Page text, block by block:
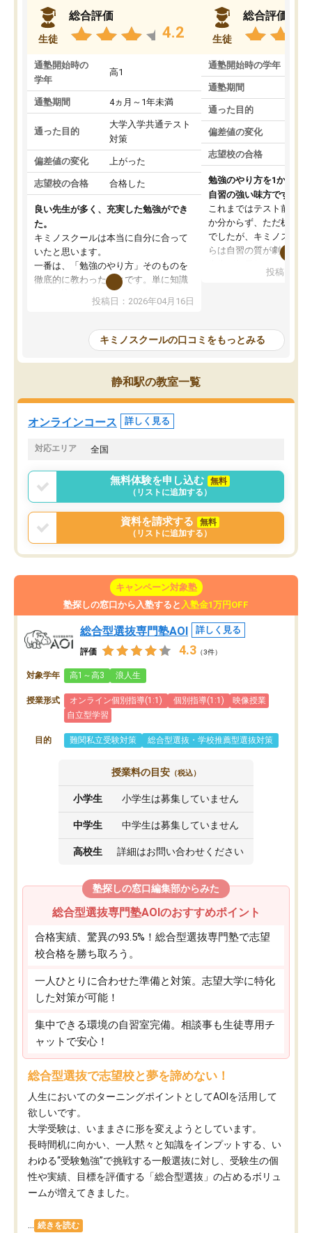
生徒
総合評価
4.2
通塾開始時の
学年
高1
通塾期間 4ヵ月～1年未満
通った目的
大学入学共通テスト
対策
偏差値の変化 上がった
志望校の合格 合格した
良い先生が多く、充実した勉強ができ
た。
キミノスクールは本当に自分に合って
いたと思います。
一番は、「勉強のやり方」そのものを
徹底的に教わったことです。単に知識
を詰め込むのではなく、自学自習の習
慣が身につくよう並走してくれるの
はなくなりました。
講師の方との距離も近く、親身なコー
チングのおかげで、停滞期もモチベー
ションを維持できました。「やらされ
る勉強」から「目標のための勉強」へ
意識が変わったことが、目標校への合
投稿日：2026年04月16日
生徒
総合評価
通塾開始時の学年
通塾期間
通った目的
偏差値の変化
志望校の合格
勉強のやり方を1から教
自習の強い味方です。
これまではテスト前に何
か分からず、ただ机に座
でしたが、キミノスクー
らは自習の質が劇的に変
を明確にしてくれるの
の仕方をコーチングして
ルなので、家での学習習
身につきました。結果と
た。自分から学ぶ姿勢を
投稿日：
キミノスクールの口コミをもっとみる
静和駅の教室一覧
オンラインコース 詳しく見る
対応エリア 全国
無料体験を申し込む
無料
（リストに追加する）
資料を請求する
無料
（リストに追加する）
キャンペーン対象塾
塾探しの窓口から入塾すると 入塾金1万円OFF
総合型選抜専門塾AOI 詳しく見る
評価 4.3 （3件）
対象学年 高1～高3 浪人生
授業形式 オンライン個別指導(1:1) 個別指導(1:1)
映像授業
自立型学習
目的 難関私立受験対策 総合型選抜・学校推薦型選抜対策
授業料の目安 （税込）
小学生 小学生は募集していません
中学生 中学生は募集していません
高校生 詳細はお問い合わせください
塾探しの窓口編集部からみた
総合型選抜専門塾AOIのおすすめポイント
合格実績、驚異の93.5%！総合型選抜専門塾で志望
校合格を勝ち取ろう。
一人ひとりに合わせた準備と対策。志望大学に特化
した対策が可能！
集中できる環境の自習室完備。相談事も生徒専用チ
ャットで安心！
総合型選抜で志望校と夢を諦めない！
人生においてのターニングポイントとしてAOIを活用して
欲しいです。
大学受験は、いままさに形を変えようとしています。
長時間机に向かい、一人黙々と知識をインプットする、い
わゆる“受験勉強”で挑戦する一般選抜に対し、受験生の個
性や実績、目標を評価する「総合型選抜」の占めるボリュ
ームが増えてきました。
続きを読む